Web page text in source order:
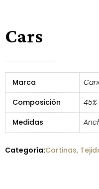
Cars
Marca
Composición
Medidas
Categoría:Cortinas,